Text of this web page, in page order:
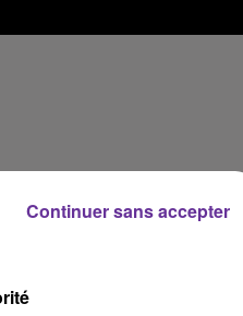
Continuer sans accepter